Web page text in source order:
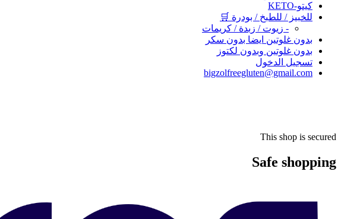
كيتو-KETO
للخبيز / للطبخ / بودرة 🛒
- زيوت / زبدة / كريمات
بدون غلوتين ايضا بدون سكر
بدون غلوتين وبدون لكتوز
تسجيل الدخول
bigzolfreegluten@gmail.com
This shop is secured
Safe shopping